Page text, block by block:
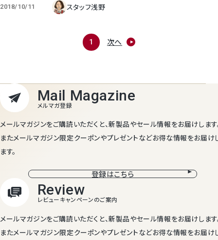
2018/10/11 スタッフ浅野
1 次へ
メールマガジンをご購読いただくと、新製品やセール情報をお届けします
またメールマガジン限定クーポンやプレゼントなどお得な情報をお届け
ます。
登録はこちら
メールマガジンをご購読いただくと、新製品やセール情報をお届けします
またメールマガジン限定クーポンやプレゼントなどお得な情報をお届け